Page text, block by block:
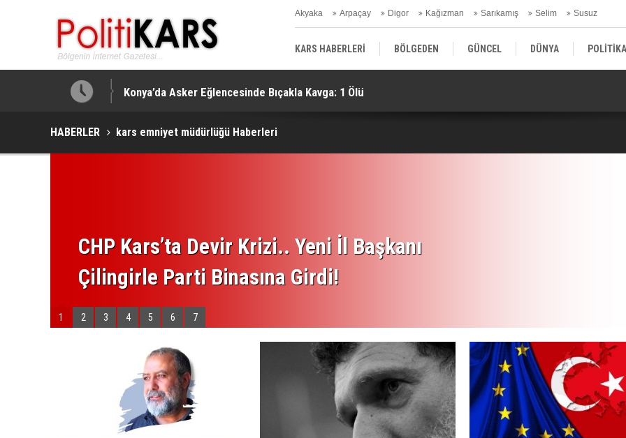
Akyaka Arpaçay Digor Kağızman Sarıkamış Selim Susuz
KARS HABERLERİ BÖLGEDEN GÜNCEL DÜNYA POLİTİKA
EKONOMİ | FİNANS | OTOMOTİV
Konya’da Asker Eğlencesinde Bıçakla Kavga: 1 Ölü
HABERLER kars emniyet müdürlüğü Haberleri
CHP Kars’ta Devir Krizi.. Yeni İl Başkanı
Çilingirle Parti Binasına Girdi!
1 2 3 4 5 6 7